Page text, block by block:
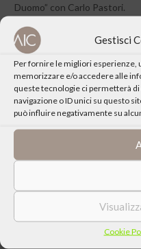
Gestisci
Per fornire le migliori esperienze,
memorizzare e/o accedere alle
queste tecnologie ci permetterà
navigazione o ID unici su questo
può influire negativamente su
Cookie
Duomo” con Carlo Pastori.
CONDIVIDI